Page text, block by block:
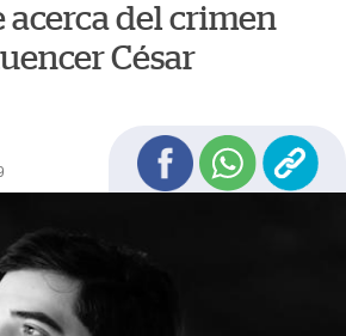
acerca del crimen
César